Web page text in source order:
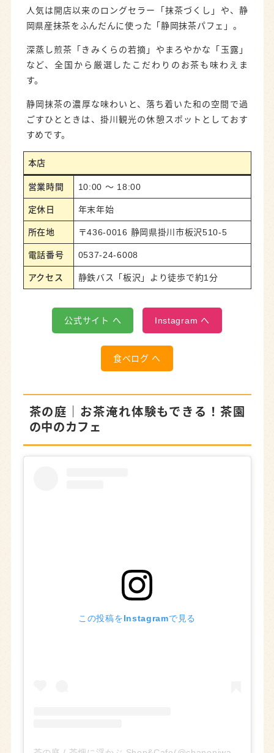
人気は開店以来のロングセラー「抹茶づくし」や、静
岡県産抹茶をふんだんに使った「静岡抹茶パフェ」。
深蒸し煎茶「きみくらの若摘」やまろやかな「玉露」
など、全国から厳選したこだわりのお茶も味わえま
す。
静岡抹茶の濃厚な味わいと、落ち着いた和の空間で過
ごすひとときは、掛川観光の休憩スポットとしておす
すめです。
本店
営業時間 10:00 ～ 18:00
定休日 年末年始
所在地 〒436-0016 静岡県掛川市板沢510-5
電話番号 0537-24-6008
アクセス 静鉄バス「板沢」より徒歩で約1分
公式サイト へ Instagram へ
食べログ へ
茶の庭
｜お茶淹れ体験もできる！茶園
の中のカフェ
この投稿をInstagramで見る